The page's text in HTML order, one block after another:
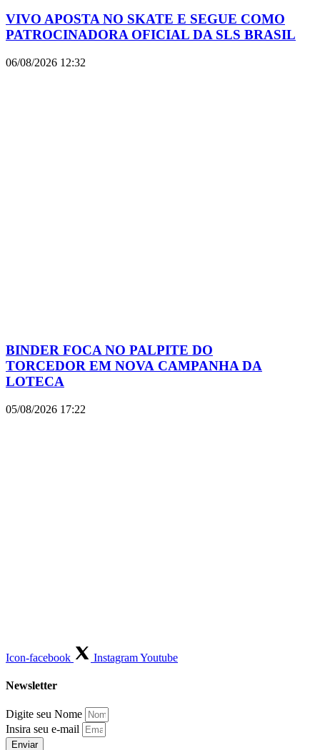
VIVO APOSTA NO SKATE E SEGUE COMO
PATROCINADORA OFICIAL DA SLS BRASIL
06/08/2026 12:32
BINDER FOCA NO PALPITE DO
TORCEDOR EM NOVA CAMPANHA DA
LOTECA
05/08/2026 17:22
Icon-facebook InstagramYoutube
Newsletter
Digite seu Nome
Insira seu e-mail
Enviar